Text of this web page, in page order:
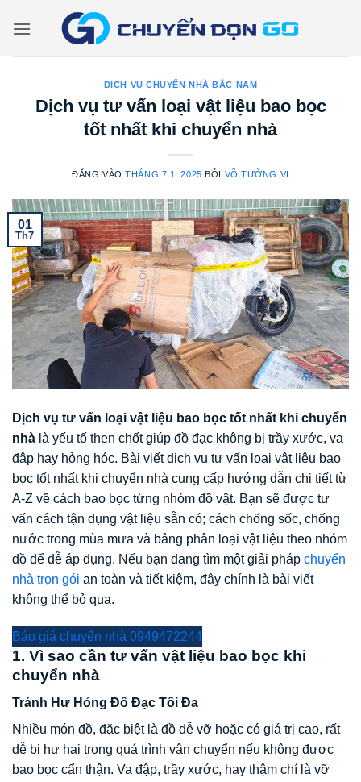
qua
DỊCH VỤ CHUYỂN NHÀ BẮC NAM
Dịch vụ tư vấn loại vật liệu bao bọc
tốt nhất khi chuyển nhà
ĐĂNG VÀOTHÁNG 7 1, 2025 BỞI VÕ TƯỜNG VI
01
Th7
Dịch vụ tư vấn loại vật liệu bao bọc tốt nhất khi chuyển
nhà là yếu tố then chốt giúp đồ đạc không bị trầy xước, va
đập hay hỏng hóc. Bài viết dịch vụ tư vấn loại vật liệu bao
bọc tốt nhất khi chuyển nhà cung cấp hướng dẫn chi tiết từ
A-Z về cách bao bọc từng nhóm đồ vật. Bạn sẽ được tư
vấn cách tận dụng vật liệu sẵn có; cách chống sốc, chống
nước trong mùa mưa và bảng phân loại vật liệu theo nhóm
đồ để dễ áp dụng. Nếu bạn đang tìm một giải pháp chuyển
nhà trọn gói an toàn và tiết kiệm, đây chính là bài viết
không thể bỏ qua.
Báo giá chuyển nhà 0949472244
1. Vì sao cần tư vấn vật liệu bao bọc khi
chuyển nhà
Tránh Hư Hỏng Đồ Đạc Tối Đa
Nhiều món đồ, đặc biệt là đồ dễ vỡ hoặc có giá trị cao, rất
dễ bị hư hại trong quá trình vận chuyển nếu không được
bao bọc cẩn thận. Va đập, trầy xước, hay thậm chí là vỡ